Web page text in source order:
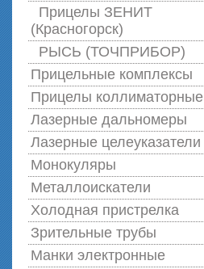
Прицелы ЗЕНИТ
(Красногорск)
РЫСЬ (ТОЧПРИБОР)
Прицельные комплексы
Прицелы коллиматорные
Лазерные дальномеры
Лазерные целеуказатели
Монокуляры
Металлоискатели
Холодная пристрелка
Зрительные трубы
Манки электронные